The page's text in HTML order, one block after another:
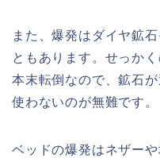
また、爆発はダイヤ鉱
ともあります。せっか
本末転倒なので、鉱石
使わないのが無難です。
ベッドの爆発はネザー